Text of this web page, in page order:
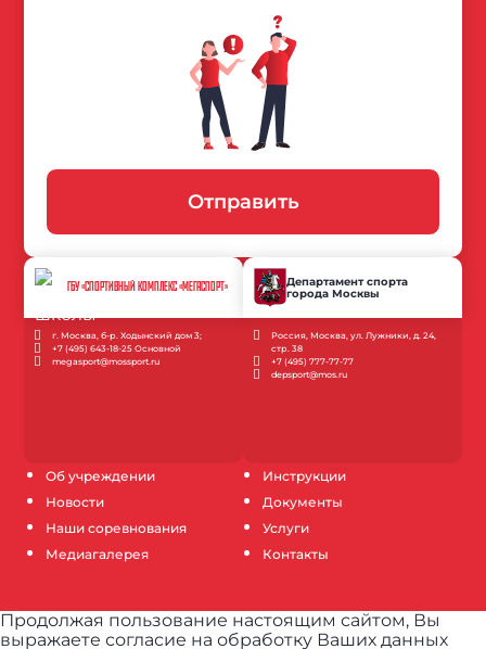
Об учреждении
Новости
Наши соревнования
Медиагалерея
Инструкции
Документы
Услуги
Контакты
Отправить
ГБУ «СПОРТИВНЫЙ КОМПЛЕКС «МЕГАСПОРТ»
г. Москва, б-р. Ходынский дом 3;
+7 (495) 643-18-25 Основной
megasport@mossport.ru
Департамент спорта
города Москвы
Россия, Москва, ул. Лужники, д. 24,
стр. 38
+7 (495) 777-77-77
depsport@mos.ru
Продолжая пользование настоящим сайтом, Вы
выражаете согласие на обработку Ваших данных